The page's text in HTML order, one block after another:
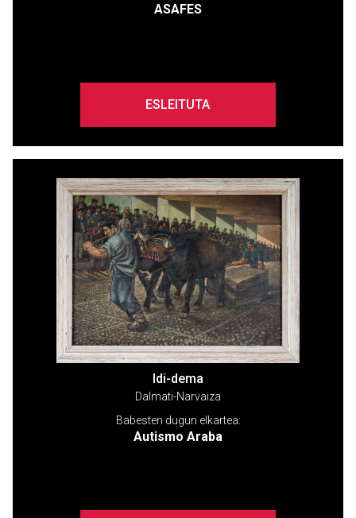
ASAFES
ESLEITUTA
Idi-dema
Dalmati-Narvaiza
Babesten dugun elkartea:
Autismo Araba